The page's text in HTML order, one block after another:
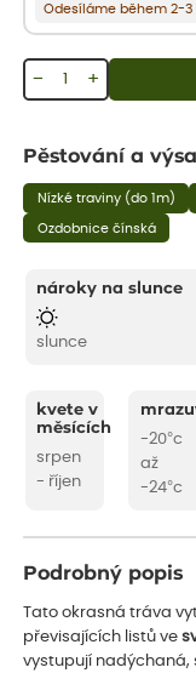
Odesíláme během 2-
+
−
Pěstování a
Nízké traviny (do 1m)
Ozdobnice čínská
nároky na slunce
slunce
kvete v
měsících
srpen
- říjen
-20°c
až
-24°c
Podrobný popis
Tato okrasná tráva
převisajících listů ve
vystupují nadýchaná,